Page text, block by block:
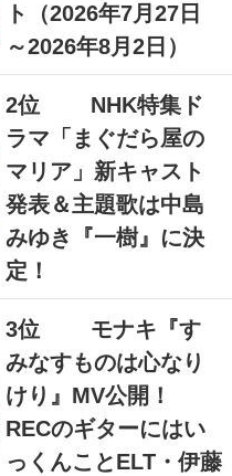
ト（2026年7月27日
～2026年8月2日）
2位
NHK特集ド
ラマ「まぐだら屋の
マリア」新キャスト
発表＆主題歌は中島
みゆき『一樹』に決
定！
3位
モナキ『す
みなすものは心なり
けり』MV公開！
RECのギターにはい
っくんことELT・伊藤